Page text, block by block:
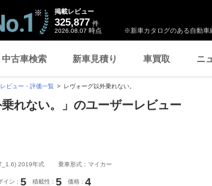
※新車カタログのある自動車
掲載レビュー
325,877 件
2026.08.07 時点
中古車検索 新車見積り 車買取 ニ
ビュー・評価一覧 レヴォーグ以外乗れない。
れない。」のユーザーレビュー
2019年式 乗車形式：マイカー
イン 5 積載性 5 価格 4